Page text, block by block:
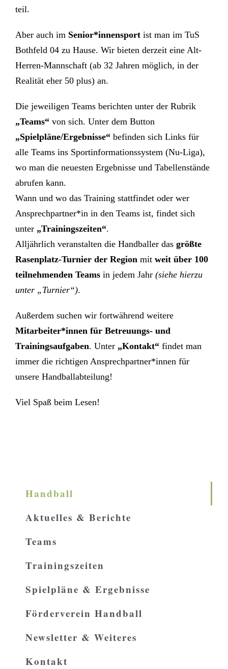
teil.
Aber auch im Senior*innensport ist man im TuS
Bothfeld 04 zu Hause. Wir bieten derzeit eine Alt-
Herren-Mannschaft (ab 32 Jahren möglich, in der
Realität eher 50 plus) an.
Die jeweiligen Teams berichten unter der Rubrik
„Teams“ von sich. Unter dem Button
„Spielpläne/Ergebnisse“ befinden sich Links für
alle Teams ins Sportinformationssystem (Nu-Liga),
wo man die neuesten Ergebnisse und Tabellenstände
abrufen kann.
Wann und wo das Training stattfindet oder wer
Ansprechpartner*in in den Teams ist, findet sich
unter „Trainingszeiten“.
Alljährlich veranstalten die Handballer das größte
Rasenplatz-Turnier der Region mit weit über 100
teilnehmenden Teams in jedem Jahr (siehe hierzu
unter „Turnier“).
Außerdem suchen wir fortwährend weitere
Mitarbeiter*innen für Betreuungs- und
Trainingsaufgaben. Unter „Kontakt“ findet man
immer die richtigen Ansprechpartner*innen für
unsere Handballabteilung!
Viel Spaß beim Lesen!
Handball
Aktuelles & Berichte
Teams
Trainingszeiten
Spielpläne & Ergebnisse
Förderverein Handball
Newsletter & Weiteres
Kontakt